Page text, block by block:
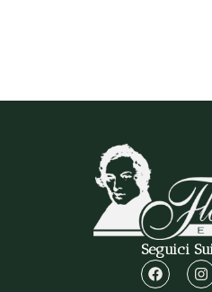
Seguici